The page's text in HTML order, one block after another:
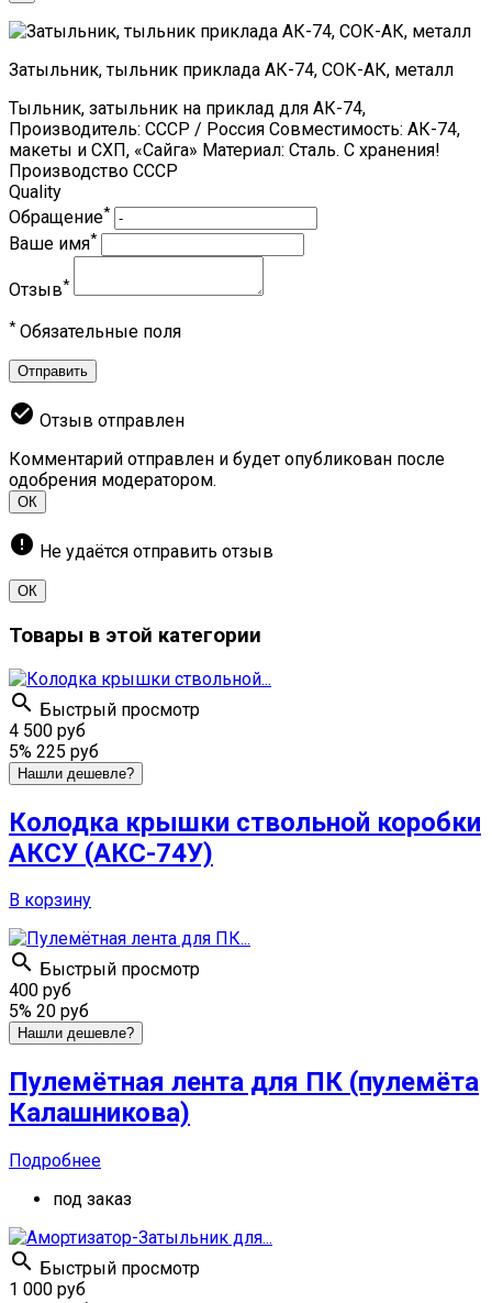
Затыльник, тыльник приклада АК-74, СОК-АК, металл
Тыльник, затыльник на приклад для АК-74,
Производитель: СССР / Россия Совместимость: АК-74,
макеты и СХП, «Сайга» Материал: Сталь. С хранения!
Производство СССР
Quality
Обращение*
Ваше имя*
Отзыв*
* Обязательные поля
Отправить
check_circle Отзыв отправлен
Комментарий отправлен и будет опубликован после
одобрения модератором.
ОК
error Не удаётся отправить отзыв
ОК
Товары в этой категории
 Быстрый просмотр
4 500 руб
5% 225 руб
Нашли дешевле?
Колодка крышки ствольной коробки
АКСУ (АКС-74У)
В корзину
 Быстрый просмотр
400 руб
5% 20 руб
Нашли дешевле?
Пулемётная лента для ПК (пулемёта
Калашникова)
Подробнее
под заказ
 Быстрый просмотр
1 000 руб